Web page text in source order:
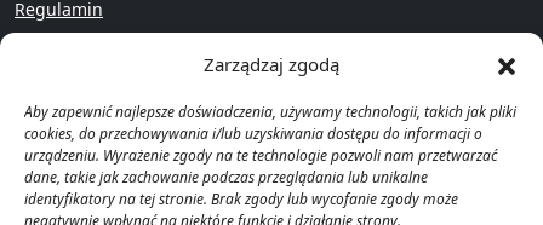
Zarządzaj zgodą
Aby zapewnić najlepsze doświadczenia, używamy technologii, takich jak pliki
cookies, do przechowywania i/lub uzyskiwania dostępu do informacji o
urządzeniu. Wyrażenie zgody na te technologie pozwoli nam przetwarzać
dane, takie jak zachowanie podczas przeglądania lub unikalne
identyfikatory na tej stronie. Brak zgody lub wycofanie zgody może
negatywnie wpłynąć na niektóre funkcje i działanie strony.
Regulamin
Copyright © Prawomat 2023 -